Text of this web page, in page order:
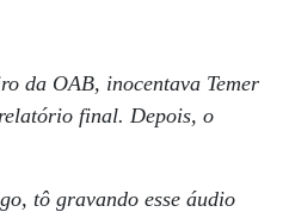
da OAB, inocentava Temer
final. Depois, o
tô gravando esse áudio